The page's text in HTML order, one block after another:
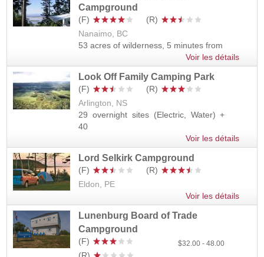
Campground
Nanaimo, BC
53 acres of wilderness, 5 minutes from
Voir les détails
Look Off Family Camping Park
Arlington, NS
29 overnight sites (Electric, Water) +
40
Voir les détails
Lord Selkirk Campground
Eldon, PE
Voir les détails
Lunenburg Board of Trade
Campground
32.00 48.00